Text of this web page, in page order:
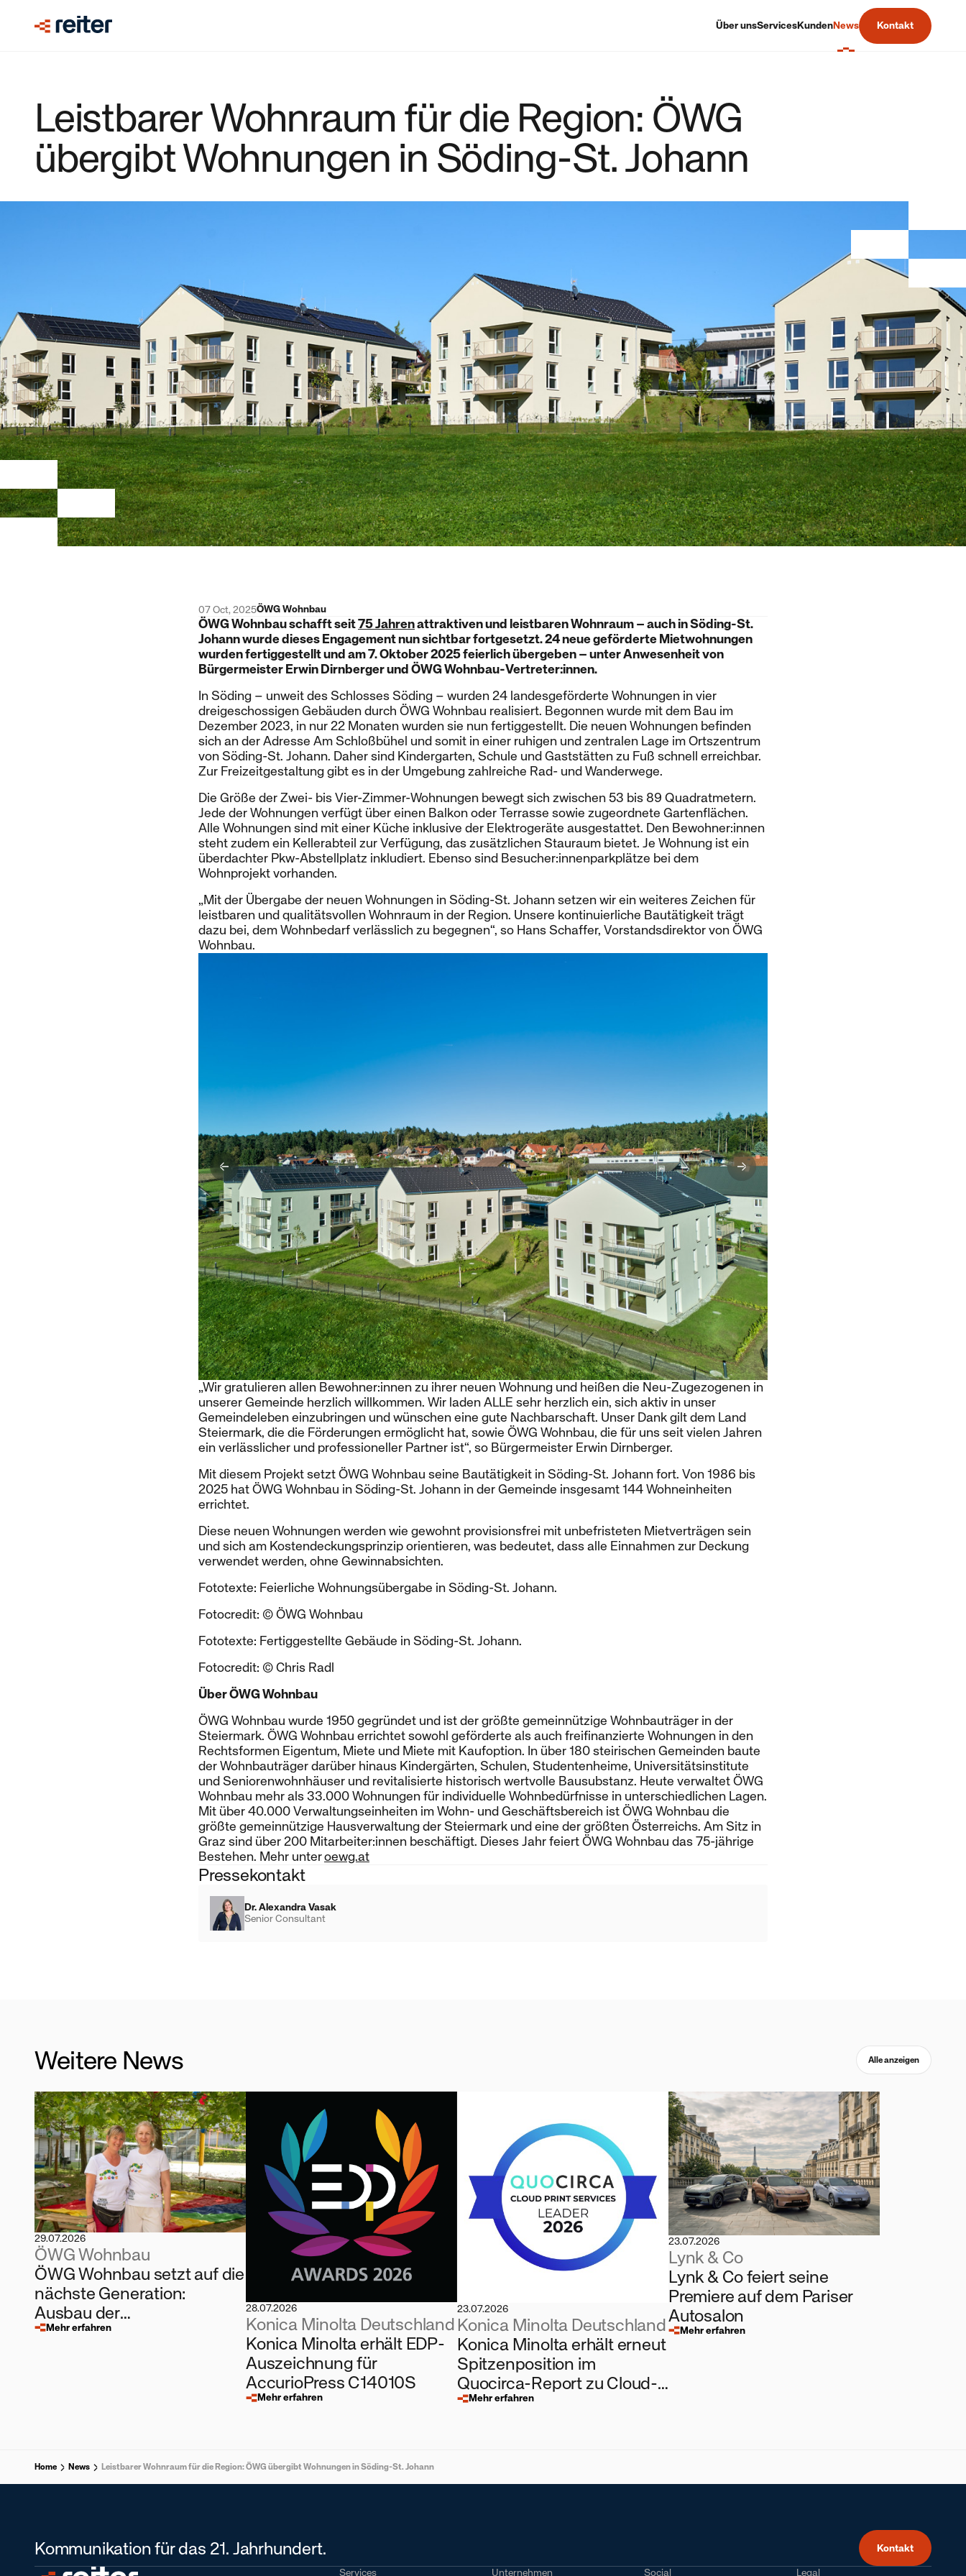
Über unsServicesKundenNews Kontakt
Leistbarer Wohnraum für die Region: ÖWG
übergibt Wohnungen in Söding-St. Johann
07 Oct, 2025ÖWG Wohnbau
ÖWG Wohnbau schafft seit75 Jahrenattraktiven und leistbaren Wohnraum – auch in Söding-St.
Johann wurde dieses Engagement nun sichtbar fortgesetzt. 24 neue geförderte Mietwohnungen
wurden fertiggestellt und am 7. Oktober 2025 feierlich übergeben – unter Anwesenheit von
Bürgermeister Erwin Dirnberger und ÖWG Wohnbau-Vertreter:innen.
In Söding – unweit des Schlosses Söding – wurden 24 landesgeförderte Wohnungen in vier
dreigeschossigen Gebäuden durch ÖWG Wohnbau realisiert. Begonnen wurde mit dem Bau im
Dezember 2023, in nur 22 Monaten wurden sie nun fertiggestellt. Die neuen Wohnungen befinden
sich an der Adresse Am Schloßbühel und somit in einer ruhigen und zentralen Lage im Ortszentrum
von Söding-St. Johann. Daher sind Kindergarten, Schule und Gaststätten zu Fuß schnell erreichbar.
Zur Freizeitgestaltung gibt es in der Umgebung zahlreiche Rad- und Wanderwege.
Die Größe der Zwei- bis Vier-Zimmer-Wohnungen bewegt sich zwischen 53 bis 89 Quadratmetern.
Jede der Wohnungen verfügt über einen Balkon oder Terrasse sowie zugeordnete Gartenflächen.
Alle Wohnungen sind mit einer Küche inklusive der Elektrogeräte ausgestattet. Den Bewohner:innen
steht zudem ein Kellerabteil zur Verfügung, das zusätzlichen Stauraum bietet. Je Wohnung ist ein
überdachter Pkw-Abstellplatz inkludiert. Ebenso sind Besucher:innenparkplätze bei dem
Wohnprojekt vorhanden.
„Mit der Übergabe der neuen Wohnungen in Söding-St. Johann setzen wir ein weiteres Zeichen für
leistbaren und qualitätsvollen Wohnraum in der Region. Unsere kontinuierliche Bautätigkeit trägt
dazu bei, dem Wohnbedarf verlässlich zu begegnen“, so Hans Schaffer, Vorstandsdirektor von ÖWG
Wohnbau.
„Wir gratulieren allen Bewohner:innen zu ihrer neuen Wohnung und heißen die Neu-Zugezogenen in
unserer Gemeinde herzlich willkommen. Wir laden ALLE sehr herzlich ein, sich aktiv in unser
Gemeindeleben einzubringen und wünschen eine gute Nachbarschaft. Unser Dank gilt dem Land
Steiermark, die die Förderungen ermöglicht hat, sowie ÖWG Wohnbau, die für uns seit vielen Jahren
ein verlässlicher und professioneller Partner ist“, so Bürgermeister Erwin Dirnberger.
Mit diesem Projekt setzt ÖWG Wohnbau seine Bautätigkeit in Söding-St. Johann fort. Von 1986 bis
2025 hat ÖWG Wohnbau in Söding-St. Johann in der Gemeinde insgesamt 144 Wohneinheiten
errichtet.
Diese neuen Wohnungen werden wie gewohnt provisionsfrei mit unbefristeten Mietverträgen sein
und sich am Kostendeckungsprinzip orientieren, was bedeutet, dass alle Einnahmen zur Deckung
verwendet werden, ohne Gewinnabsichten.
Fototexte: Feierliche Wohnungsübergabe in Söding-St. Johann.
Fotocredit: © ÖWG Wohnbau
Fototexte: Fertiggestellte Gebäude in Söding-St. Johann.
Fotocredit: © Chris Radl
Über ÖWG Wohnbau
ÖWG Wohnbau wurde 1950 gegründet und ist der größte gemeinnützige Wohnbauträger in der
Steiermark. ÖWG Wohnbau errichtet sowohl geförderte als auch freifinanzierte Wohnungen in den
Rechtsformen Eigentum, Miete und Miete mit Kaufoption. In über 180 steirischen Gemeinden baute
der Wohnbauträger darüber hinaus Kindergärten, Schulen, Studentenheime, Universitätsinstitute
und Seniorenwohnhäuser und revitalisierte historisch wertvolle Bausubstanz. Heute verwaltet ÖWG
Wohnbau mehr als 33.000 Wohnungen für individuelle Wohnbedürfnisse in unterschiedlichen Lagen.
Mit über 40.000 Verwaltungseinheiten im Wohn- und Geschäftsbereich ist ÖWG Wohnbau die
größte gemeinnützige Hausverwaltung der Steiermark und eine der größten Österreichs. Am Sitz in
Graz sind über 200 Mitarbeiter:innen beschäftigt. Dieses Jahr feiert ÖWG Wohnbau das 75-jährige
Bestehen. Mehr unteroewg.at
Pressekontakt
Dr. Alexandra Vasak
Senior Consultant
Weitere News Alle anzeigen
29.07.2026
ÖWG Wohnbau
ÖWG Wohnbau setzt auf die
nächste Generation:
Ausbau der
Kinderbetreuung und
Mehr erfahren
28.07.2026
Konica Minolta Deutschland
Konica Minolta erhält EDP-
Auszeichnung für
AccurioPress C14010S
Mehr erfahren
23.07.2026
Konica Minolta Deutschland
Konica Minolta erhält erneut
Spitzenposition im
Quocirca-Report zu Cloud-
Drucklösungen
Mehr erfahren
23.07.2026
Lynk & Co
Lynk & Co feiert seine
Premiere auf dem Pariser
Autosalon
Mehr erfahren
Home News Leistbarer Wohnraum für die Region: ÖWG übergibt Wohnungen in Söding-St. Johann
Kommunikation für das 21. Jahrhundert. Kontakt
Services Unternehmen Social Legal